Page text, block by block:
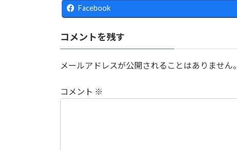
Facebook
コメントを残す
メールアドレスが公開されることはありません。
コメント ※